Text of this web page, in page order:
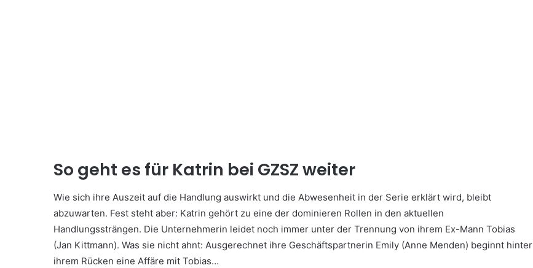
So geht es für Katrin bei GZSZ weiter
Wie sich ihre Auszeit auf die Handlung auswirkt und die Abwesenheit in der Serie erklärt wird, bleibt
abzuwarten. Fest steht aber: Katrin gehört zu eine der dominieren Rollen in den aktuellen
Handlungssträngen. Die Unternehmerin leidet noch immer unter der Trennung von ihrem Ex-Mann Tobias
(Jan Kittmann). Was sie nicht ahnt: Ausgerechnet ihre Geschäftspartnerin Emily (Anne Menden) beginnt hinter
ihrem Rücken eine Affäre mit Tobias…